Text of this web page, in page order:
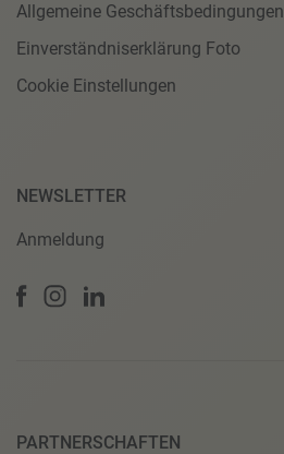
Allgemeine Geschäftsbedingungen
Einverständniserklärung Foto
Cookie Einstellungen
NEWSLETTER
Anmeldung
PARTNERSCHAFTEN